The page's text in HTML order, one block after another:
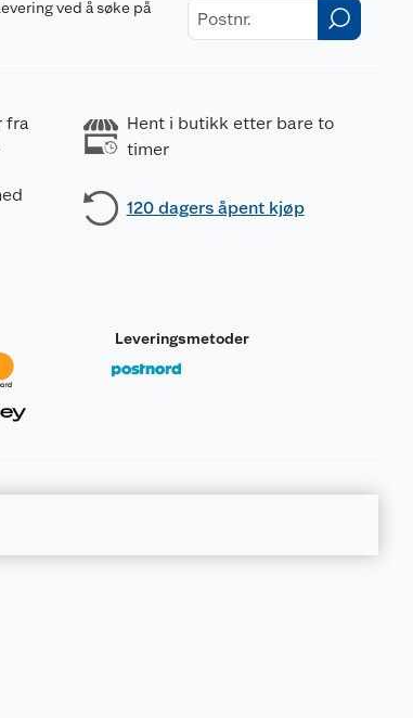
ved å søke på
fra
Hent i butikk etter bare to
timer
120 dagers åpent kjøp
Leveringsmetoder